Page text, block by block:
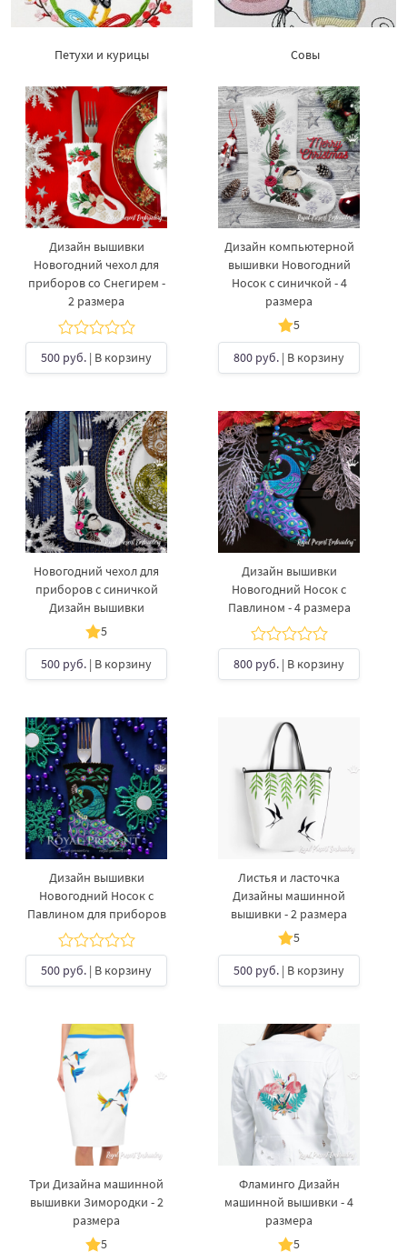
Петухи и курицы Совы
Дизайн вышивки
Новогодний чехол для
приборов со Снегирем -
2 размера
500 руб. | В корзину
Дизайн компьютерной
вышивки Новогодний
Носок с синичкой - 4
размера
5
800 руб. | В корзину
Новогодний чехол для
приборов с синичкой
Дизайн вышивки
5
500 руб. | В корзину
Дизайн вышивки
Новогодний Носок с
Павлином - 4 размера
800 руб. | В корзину
Дизайн вышивки
Новогодний Носок с
Павлином для приборов
500 руб. | В корзину
Листья и ласточка
Дизайны машинной
вышивки - 2 размера
5
500 руб. | В корзину
Три Дизайна машинной
вышивки Зимородки - 2
размера
5
Фламинго Дизайн
машинной вышивки - 4
размера
5